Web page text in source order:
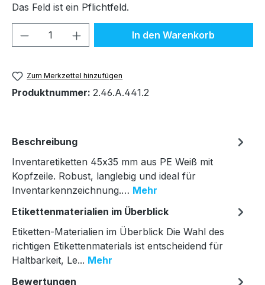
Das Feld ist ein Pflichtfeld.
Produkt Anzahl: Gib denIn den Warenkorb
Zum Merkzettel hinzufügen
Produktnummer: 2.46.A.441.2
Beschreibung
Inventaretiketten 45x35 mm aus PE Weiß mit
Kopfzeile. Robust, langlebig und ideal für
Inventarkennzeichnung.… Mehr
Etikettenmaterialien im Überblick
Etiketten-Materialien im Überblick Die Wahl des
richtigen Etikettenmaterials ist entscheidend für
Haltbarkeit, Le... Mehr
Bewertungen